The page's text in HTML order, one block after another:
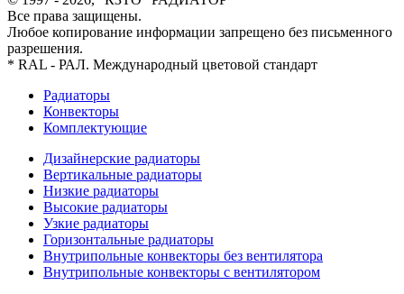
Все права защищены.
Любое копирование информации запрещено без письменного
разрешения.
* RAL - РАЛ. Международный цветовой стандарт
Радиаторы
Конвекторы
Комплектующие
Дизайнерские радиаторы
Вертикальные радиаторы
Низкие радиаторы
Высокие радиаторы
Узкие радиаторы
Горизонтальные радиаторы
Внутрипольные конвекторы без вентилятора
Внутрипольные конвекторы с вентилятором